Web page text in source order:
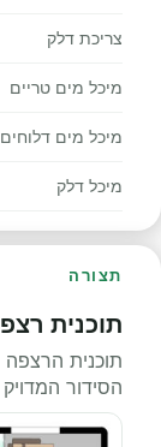
צריכת דלק
מיכל מים טריים
מיכל מים דלוחים
מיכל דלק
תצורה
תוכנית
תוכנית
הסידור